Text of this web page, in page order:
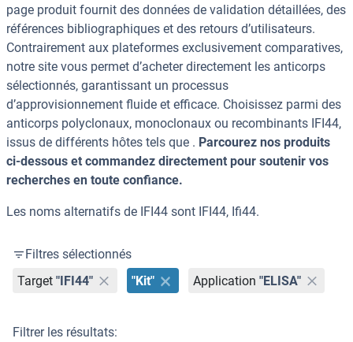
page produit fournit des données de validation détaillées, des
références bibliographiques et des retours d’utilisateurs.
Contrairement aux plateformes exclusivement comparatives,
notre site vous permet d’acheter directement les anticorps
sélectionnés, garantissant un processus
d’approvisionnement fluide et efficace. Choisissez parmi des
anticorps polyclonaux, monoclonaux ou recombinants IFI44,
issus de différents hôtes tels que . Parcourez nos produits
ci-dessous et commandez directement pour soutenir vos
recherches en toute confiance.
Les noms alternatifs de IFI44 sont IFI44, Ifi44.
Filtres sélectionnés
Target "IFI44" "Kit" Application "ELISA"
Filtrer les résultats: